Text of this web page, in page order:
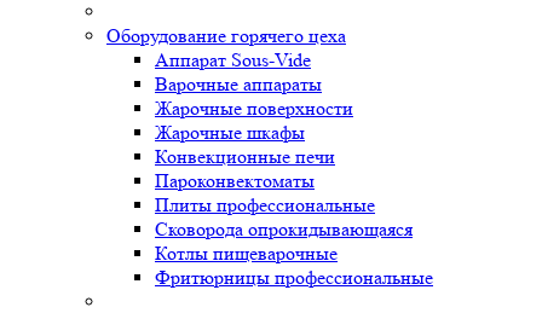
Оборудование горячего цеха
Аппарат Sous-Vide
Варочные аппараты
Жарочные поверхности
Жарочные шкафы
Конвекционные печи
Пароконвектоматы
Плиты профессиональные
Сковорода опрокидывающаяся
Котлы пищеварочные
Фритюрницы профессиональные